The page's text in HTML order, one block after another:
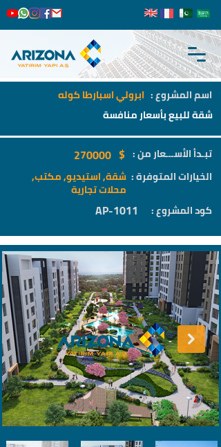
اسم المشروع :
شقة للبيع بأسعار منافسة
ابرولي اسبارطا كوله
تبـدأ الأســـعار من : 270000
الخيارات المتوفرة : شقة, استيديو, مكتب,
محلات تجارية
كود المشروع :
AP-1011
$